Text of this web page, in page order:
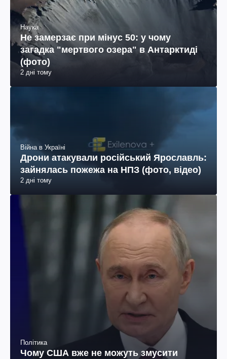
Наука
Не замерзає при мінус 50: у чому
загадка "мертвого озера" в Антарктиді
(фото)
2 дні тому
Війна в Україні
Дрони атакували російський Ярославль:
зайнялась пожежа на НПЗ (фото, відео)
2 дні тому
Політика
Чому США вже не можуть змусити